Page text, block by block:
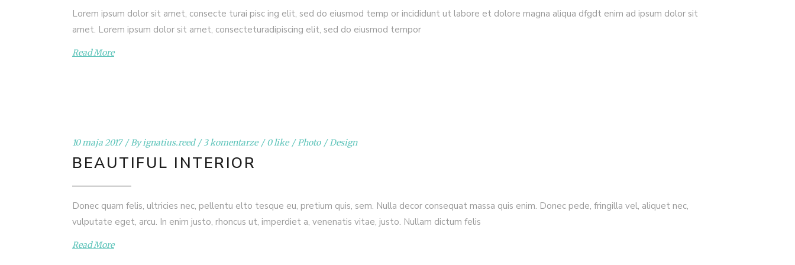
aby
Lorem ipsum dolor sit amet, consecte turai pisc ing elit, sed do eiusmod temp or incididunt ut labore et dolore magna aliqua dfgdt enim ad ipsum dolor sit
amet. Lorem ipsum dolor sit amet, consecteturadipiscing elit, sed do eiusmod tempor
Read More
10 maja 2017 Byignatius.reed 3 komentarze 0 like Photo Design
BEAUTIFUL INTERIOR
Donec quam felis, ultricies nec, pellentu elto tesque eu, pretium quis, sem. Nulla decor consequat massa quis enim. Donec pede, fringilla vel, aliquet nec,
vulputate eget, arcu. In enim justo, rhoncus ut, imperdiet a, venenatis vitae, justo. Nullam dictum felis
Read More